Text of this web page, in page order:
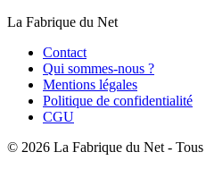
La Fabrique du Net
Contact
Qui sommes-nous ?
Mentions légales
Politique de confidentialité
CGU
© 2026 La Fabrique du Net - Tous